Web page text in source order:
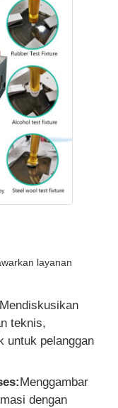
layanan
Mendiskusikan
teknis,
untuk pelanggan
Menggambar
dengan